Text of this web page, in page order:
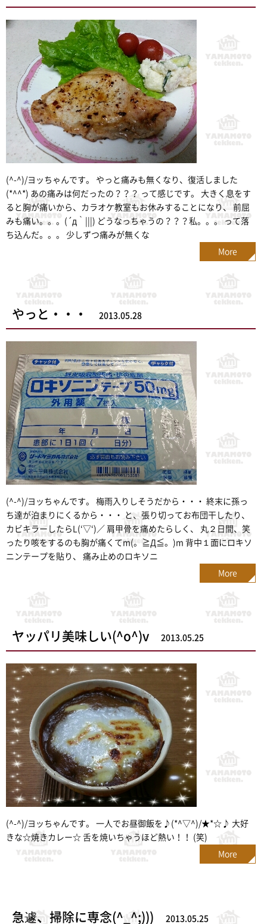
(^-^)/ヨッちゃんです。 やっと痛みも無くなり、復活しました
(*^^*) あの痛みは何だったの？？？ って感じです。 大きく息をす
ると胸が痛いから、カラオケ教室もお休みすることになり、 前屈
みも痛い。。。(´д｀|||) どうなっちゃうの？？？私。。。 って落
ち込んだ。。。 少しずつ痛みが無くな
More
やっと・・・ 2013.05.28
(^-^)/ヨッちゃんです。 梅雨入りしそうだから・・・ 終末に孫っ
ち達が泊まりにくるから・・・ と、張り切ってお布団干したり、
カビキラーしたらL(‘▽‘)／ 肩甲骨を痛めたらしく、 丸２日間、笑
ったり咳をするのも胸が痛くてm(。≧Д≦。)m 背中１面にロキソ
ニンテープを貼り、 痛み止めのロキソニ
More
ヤッパリ美味しい(^o^)v 2013.05.25
(^-^)/ヨッちゃんです。 一人でお昼御飯を♪(*^▽^)/★*☆♪ 大好
きな☆焼きカレー☆ 舌を焼いちゃうほど熱い！！ (笑)
More
急遽、掃除に専念(^_^;))) 2013.05.25